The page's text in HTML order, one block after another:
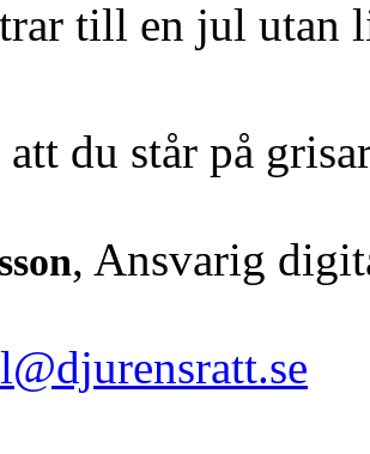
till en jul utan
du står på
, Ansvarig